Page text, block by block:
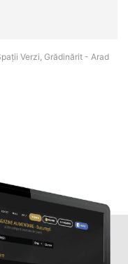
Verzi, Grădinărit - Arad